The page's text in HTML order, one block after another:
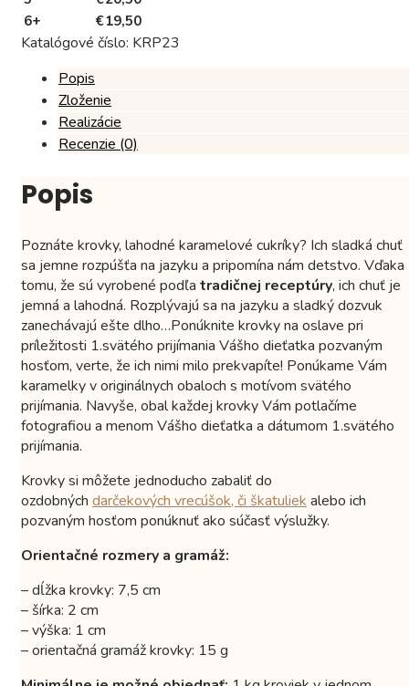
6+
€19,50
Katalógové číslo: KRP23
Popis
Zloženie
Realizácie
Recenzie (0)
Popis
Poznáte krovky, lahodné karamelové cukríky? Ich sladká chuť
sa jemne rozpúšťa na jazyku a pripomína nám detstvo. Vďaka
tomu, že sú vyrobené podľa tradičnej receptúry, ich chuť je
jemná a lahodná. Rozplývajú sa na jazyku a sladký dozvuk
zanechávajú ešte dlho…Ponúknite krovky na oslave pri
príležitosti 1.svätého prijímania Vášho dieťatka pozvaným
hosťom, verte, že ich nimi milo prekvapíte! Ponúkame Vám
karamelky v originálnych obaloch s motívom svätého
prijímania. Navyše, obal každej krovky Vám potlačíme
fotografiou a menom Vášho dieťatka a dátumom 1.svätého
prijímania.
Krovky si môžete jednoducho zabaliť do
ozdobných darčekových vrecúšok, či škatuliekalebo ich
pozvaným hosťom ponúknuť ako súčasť výslužky.
Orientačné rozmery a gramáž:
– dĺžka krovky: 7,5 cm
– šírka: 2 cm
– výška: 1 cm
– orientačná gramáž krovky: 15 g